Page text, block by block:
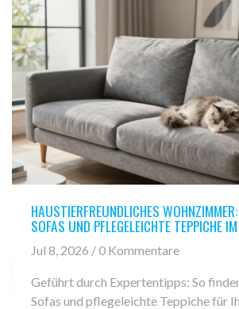
HAUSTIERFREUNDLICHES
SOFAS UND PFLEGELEICHTE TEPPICHE
Jul 8, 2026 / 0 Kommentare
Geführt durch Expertentipps: So
Sofas und pflegeleichte Teppiche für